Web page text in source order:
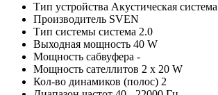
Тип устройства Акустическая система
Производитель SVEN
Тип системы система 2.0
Выходная мощность 40 W
Мощность сабвуфера -
Мощность сателлитов 2 x 20 W
Кол-во динамиков (полос) 2